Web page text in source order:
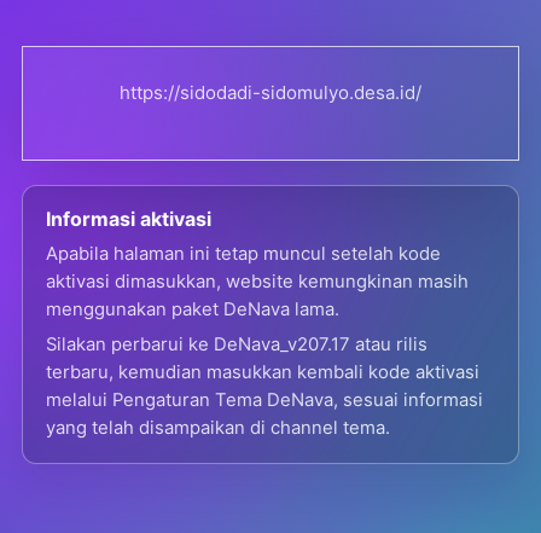
https://sidodadi-sidomulyo.desa.id/
Informasi aktivasi
Apabila halaman ini tetap muncul setelah kode
aktivasi dimasukkan, website kemungkinan masih
menggunakan paket DeNava lama.
Silakan perbarui ke DeNava_v207.17 atau rilis
terbaru, kemudian masukkan kembali kode aktivasi
melalui Pengaturan Tema DeNava, sesuai informasi
yang telah disampaikan di channel tema.